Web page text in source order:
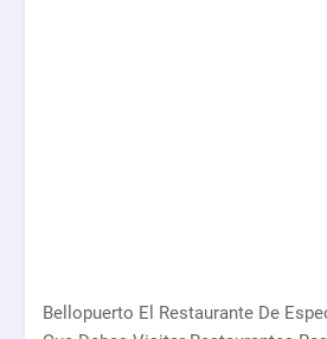
Bellopuerto El Restaurante De